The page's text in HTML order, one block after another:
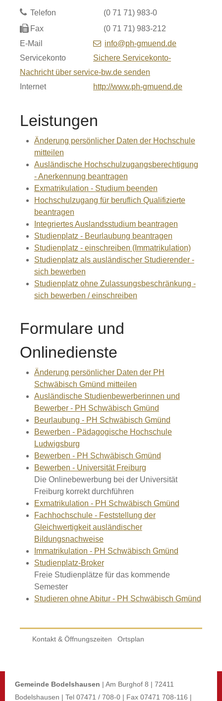
Telefon (0 71 71) 983-0
Fax
(0 71 71) 983-212
E-Mail
info@ph-gmuend.de
Servicekonto
Sichere Servicekonto-
Nachricht über service-bw.de senden
Internet
http://www.ph-gmuend.de
Leistungen
Änderung persönlicher Daten der Hochschule
mitteilen
Ausländische Hochschulzugangsberechtigung
- Anerkennung beantragen
Exmatrikulation - Studium beenden
Hochschulzugang für beruflich Qualifizierte
beantragen
Integriertes Auslandsstudium beantragen
Studienplatz - Beurlaubung beantragen
Studienplatz - einschreiben (Immatrikulation)
Studienplatz als ausländischer Studierender -
sich bewerben
Studienplatz ohne Zulassungsbeschränkung -
sich bewerben / einschreiben
Formulare und
Onlinedienste
Änderung persönlicher Daten der PH
Schwäbisch Gmünd mitteilen
Ausländische Studienbewerberinnen und
Bewerber - PH Schwäbisch Gmünd
Beurlaubung - PH Schwäbisch Gmünd
Bewerben - Pädagogische Hochschule
Ludwigsburg
Bewerben - PH Schwäbisch Gmünd
Bewerben - Universität Freiburg
Die Onlinebewerbung bei der Universität
Freiburg korrekt durchführen
Exmatrikulation - PH Schwäbisch Gmünd
Fachhochschule - Feststellung der
Gleichwertigkeit ausländischer
Bildungsnachweise
Immatrikulation - PH Schwäbisch Gmünd
Studienplatz-Broker
Freie Studienplätze für das kommende
Semester
Studieren ohne Abitur - PH Schwäbisch Gmünd
Kontakt & Öffnungszeiten Ortsplan
Gemeinde Bodelshausen | Am Burghof 8 | 72411
Bodelshausen | Tel 07471 / 708-0 | Fax 07471 708-116 |